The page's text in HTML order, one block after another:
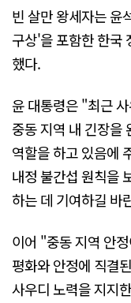
빈 살만 왕세자는 윤
구상'을 포함한 한국
했다.
윤 대통령은 "최근
중동 지역 내 긴장을
역할을 하고 있음에
내정 불간섭 원칙을
하는 데 기여하길 바
이어 "중동 지역 안
평화와 안정에 직결
사우디 노력을 지지